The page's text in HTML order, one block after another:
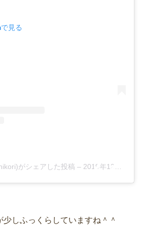
見る
がシェアした投稿 – 2019年12月月24日午後7時35分PST
しふっくらしていますね＾＾